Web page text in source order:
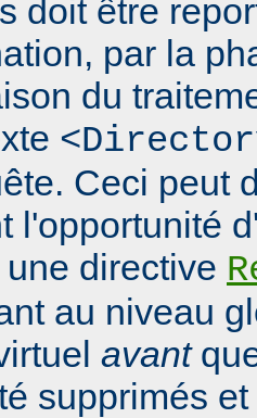
doit être
par la
du
Ceci peut
l'opportunité
directive
au niveau
avant
supprimés